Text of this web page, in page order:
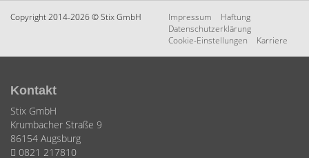
Copyright 2014-2026 © Stix GmbH Impressum
Haftung
Datenschutzerklärung
Cookie-Einstellungen
Karriere
Kontakt
Stix GmbH
Krumbacher Straße 9
86154 Augsburg
0821 217810